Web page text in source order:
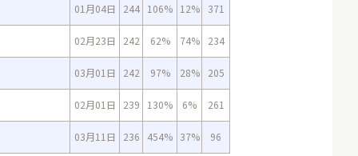
01月04日 244 106% 12% 371
02月23日 242 62% 74% 234
03月01日 242 97% 28% 205
02月01日 239 130% 6% 261
03月11日 236 454% 37% 96